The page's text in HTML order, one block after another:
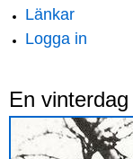
Länkar
Logga in
En